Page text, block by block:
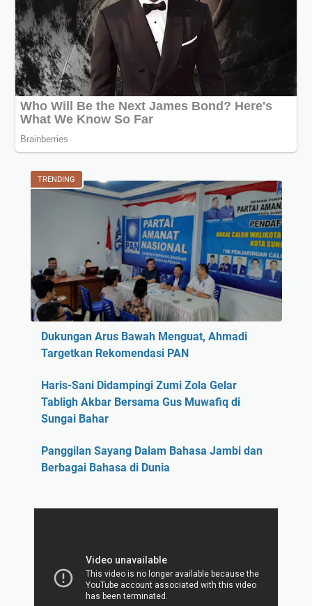
TRENDING
Dukungan Arus Bawah Menguat, Ahmadi
Targetkan Rekomendasi PAN
Haris-Sani Didampingi Zumi Zola Gelar
Tabligh Akbar Bersama Gus Muwafiq di
Sungai Bahar
Panggilan Sayang Dalam Bahasa Jambi dan
Berbagai Bahasa di Dunia